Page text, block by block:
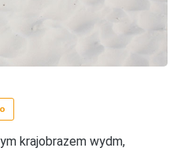
krajobrazem wydm,